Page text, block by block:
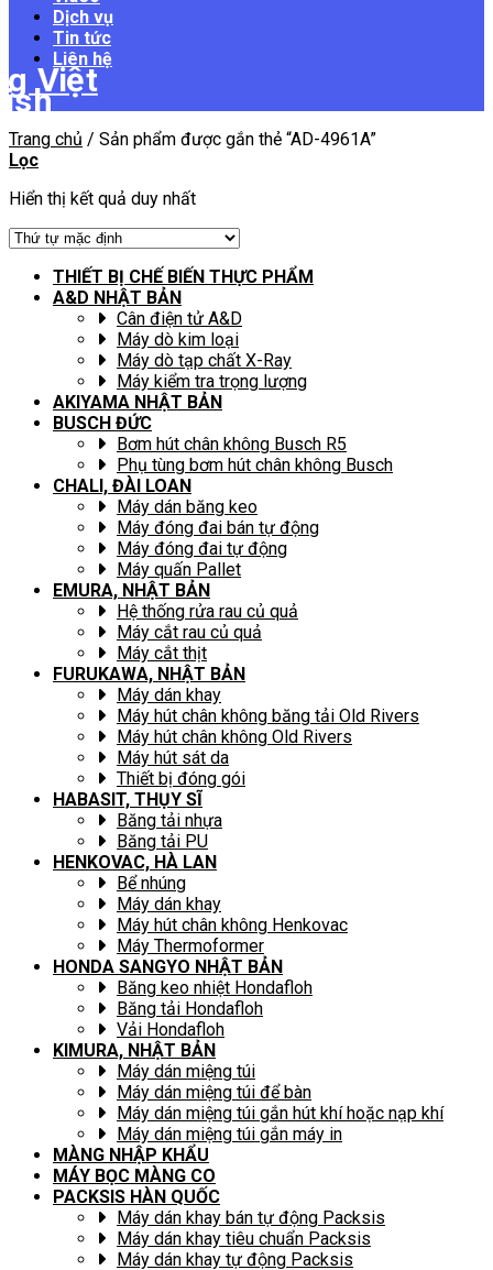
Dịch vụ
Tin tức
Liên hệ
Trang chủ / Sản phẩm được gắn thẻ “AD-4961A”
Lọc
Hiển thị kết quả duy nhất
THIẾT BỊ CHẾ BIẾN THỰC PHẨM
A&D NHẬT BẢN
Cân điện tử A&D
Máy dò kim loại
Máy dò tạp chất X-Ray
Máy kiểm tra trọng lượng
AKIYAMA NHẬT BẢN
BUSCH ĐỨC
Bơm hút chân không Busch R5
Phụ tùng bơm hút chân không Busch
CHALI, ĐÀI LOAN
Máy dán băng keo
Máy đóng đai bán tự động
Máy đóng đai tự động
Máy quấn Pallet
EMURA, NHẬT BẢN
Hệ thống rửa rau củ quả
Máy cắt rau củ quả
Máy cắt thịt
FURUKAWA, NHẬT BẢN
Máy dán khay
Máy hút chân không băng tải Old Rivers
Máy hút chân không Old Rivers
Máy hút sát da
Thiết bị đóng gói
HABASIT, THỤY SĨ
Băng tải nhựa
Băng tải PU
HENKOVAC, HÀ LAN
Bể nhúng
Máy dán khay
Máy hút chân không Henkovac
Máy Thermoformer
HONDA SANGYO NHẬT BẢN
Băng keo nhiệt Hondafloh
Băng tải Hondafloh
Vải Hondafloh
KIMURA, NHẬT BẢN
Máy dán miệng túi
Máy dán miệng túi để bàn
Máy dán miệng túi gắn hút khí hoặc nạp khí
Máy dán miệng túi gắn máy in
MÀNG NHẬP KHẨU
MÁY BỌC MÀNG CO
PACKSIS HÀN QUỐC
Máy dán khay bán tự động Packsis
Máy dán khay tiêu chuẩn Packsis
Máy dán khay tự động Packsis